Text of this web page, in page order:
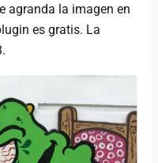
agranda la imagen en
es gratis. La